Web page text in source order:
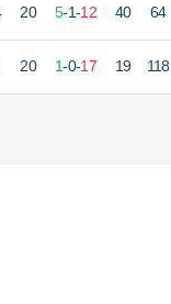
20 5-1-12 40 64
20 1-0-17 19 118